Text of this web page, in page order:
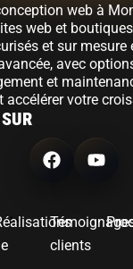
web à
web et
et sur mesure
avec
et
accélérer votre
clients